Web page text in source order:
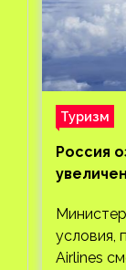
Туризм
Россия
условия,
Airlines